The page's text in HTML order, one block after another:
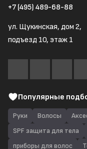
+7 (495) 489-68-88
ул. Щукинская, дом 2,
подъезд 10, этаж 1
Популярные
Руки Волосы
SPF защита для тела
приборы для волос